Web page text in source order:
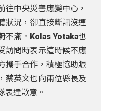
往中央災害應變中心，
狀況，卻直接斷訊沒連
不滿。Kolas Yotaka也
訪問時表示這時候不應
攜手合作，積極協助賑
蔡英文也向兩位縣長及
表達歉意。